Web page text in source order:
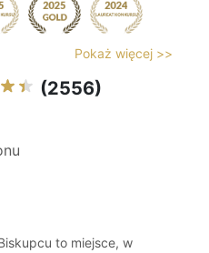
Pokaż więcej >>
(2556)
to miejsce, w